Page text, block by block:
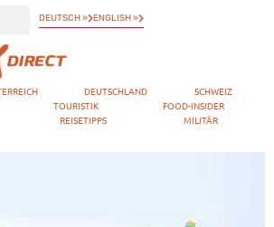
DEUTSCH » ENGLISH »
DEUTSCHLAND
SCHWEIZ
TOURISTIK
FOOD-INSIDER
REISETIPPS MILITÄR